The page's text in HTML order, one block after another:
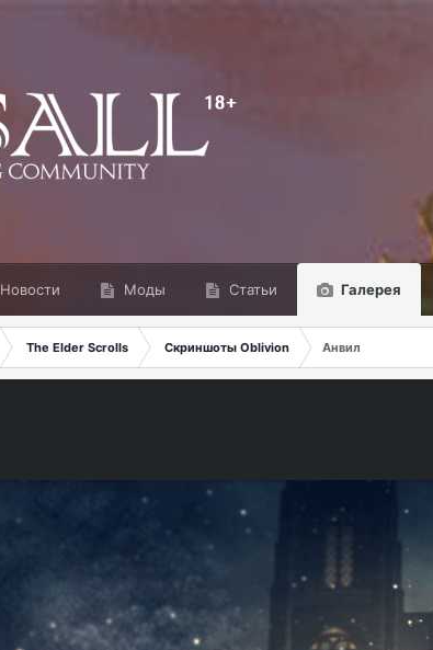
Новости Моды Статьи Галерея
The Elder Scrolls Скриншоты Oblivion Анвил